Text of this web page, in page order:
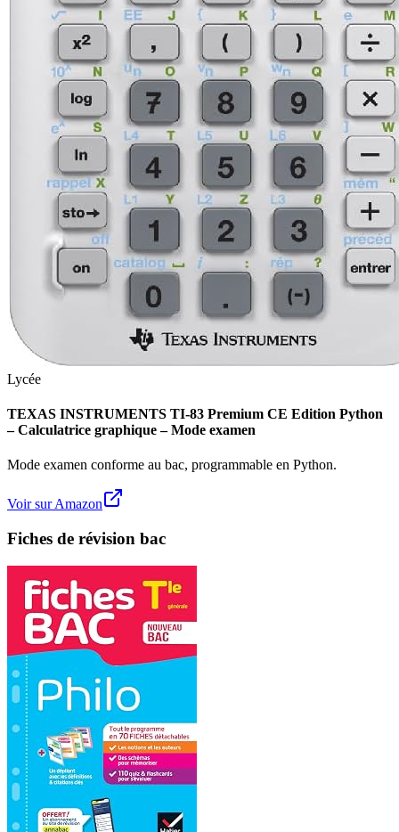
Lycée
TEXAS INSTRUMENTS TI-83 Premium CE Edition Python
– Calculatrice graphique – Mode examen
Mode examen conforme au bac, programmable en Python.
Voir sur Amazon
Fiches de révision bac